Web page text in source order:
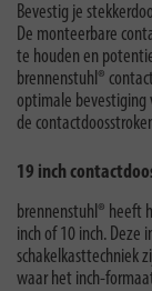
Bevestig je
De monteerbare
te houden en
brennenstuhl®
optimale bevestiging
de
19 inch
brennenstuhl® heeft
inch of 10 inch. Deze
schakelkasttechniek
waar het inch-